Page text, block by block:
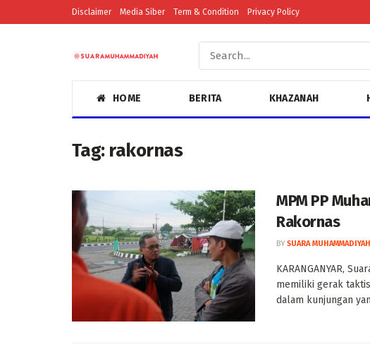
Disclaimer Media Siber Term & Condition Privacy Policy
HOME BERITA KHAZANAH
Tag: rakornas
MPM PP
Rakornas
BY SUARA MUHAMMADIYAH
KARANGANYAR,
memiliki gerak
dalam kunjungan